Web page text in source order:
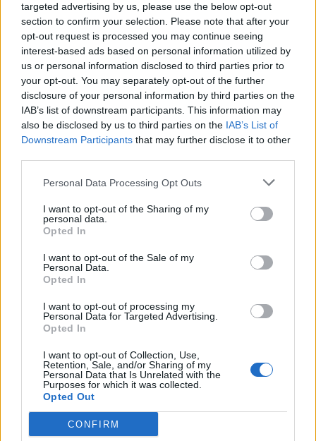
targeted advertising by us, please use the below opt-out
section to confirm your selection. Please note that after your
opt-out request is processed you may continue seeing
interest-based ads based on personal information utilized by
us or personal information disclosed to third parties prior to
your opt-out. You may separately opt-out of the further
disclosure of your personal information by third parties on the
IAB’s list of downstream participants. This information may
also be disclosed by us to third parties on the IAB’s List of
Downstream Participants that may further disclose it to other
Personal Data Processing Opt Outs
I want to opt-out of the Sharing of my
personal data.
Opted In
I want to opt-out of the Sale of my
Personal Data.
Opted In
I want to opt-out of processing my
Personal Data for Targeted Advertising.
Opted In
I want to opt-out of Collection, Use,
Retention, Sale, and/or Sharing of my
Personal Data that Is Unrelated with the
Purposes for which it was collected.
Opted Out
CONFIRM
difficilmente Slot accetterebbe l'ingombrante influenza
dell'attuale c.t. dell'Austria. Se invece l'avventura di Rangnick
con la nazionale austriaca dovesse continuare allora ecco che il
nome di Slot potrebbe diventare un'ipotesi concreta per la
panchina del Milan. Milan che è sempre alla ricerca anche di un
nuovo direttore sportivo dopo l'addio di Igli Tare e se non
sarà Rangnick potrebbe essere Ramon Planes, ex ds di
Barcellona, Tottenham e Betis Siviglia che è in uscita dall'Al-
Ittihad. Lunedì potrebbe essere un giorno chiave per il futuro
VAI ALLA VERSIONE CLASSICA